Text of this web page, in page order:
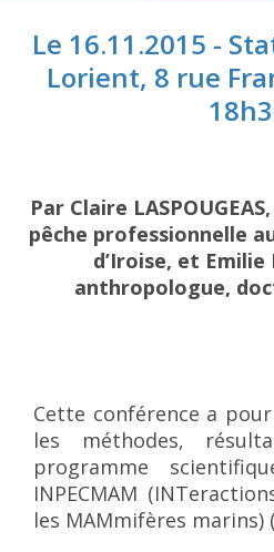
Le 16.11.2015 -
Lorient, 8 rue
Par Claire
pêche professionnelle
d’Iroise, et Emilie
anthropologue,
Cette conférence a
les méthodes,
programme
INPECMAM
les MAMmifères marins)